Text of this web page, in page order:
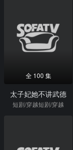
全 100 集
太子妃她不讲武德
短剧/穿越短剧/穿越